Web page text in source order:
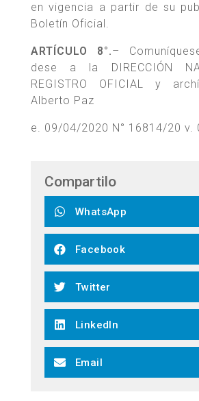
en vigencia a partir de su
Boletín Oficial.
ARTÍCULO 8°.–
dese a la DIRECCIÓN
REGISTRO OFICIAL y
Alberto Paz
e. 09/04/2020 N° 16814/20 v.
Compartilo
WhatsApp
Facebook
Twitter
LinkedIn
Email